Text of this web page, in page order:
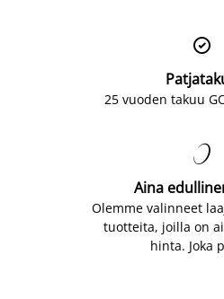

25 vuoden takuu

Aina
Olemme valinneet
tuotteita, joilla on
hinta. Joka